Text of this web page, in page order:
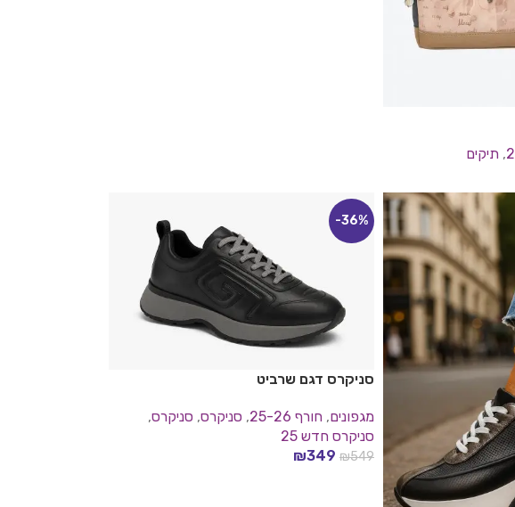
, תיקים
-36%
סניקרס דגם שרביט
מגפונים, חורף 25-26 , סניקרס​, סניקרס,
סניקרס חדש 25
₪549
₪349